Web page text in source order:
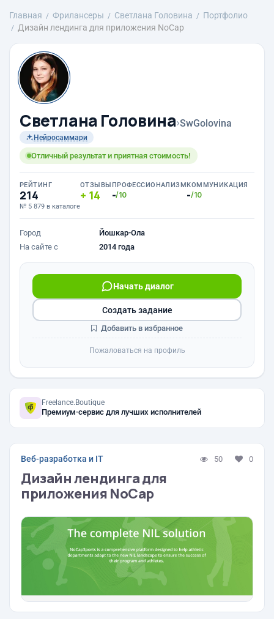
Главная Фрилансеры Светлана Головина
Портфолио
Дизайн лендинга для приложения NoCap
Светлана Головина›SwGolovina
Нейросаммари
Отличный результат и приятная стоимость!
РЕЙТИНГ
214
№ 5 879 в каталоге
ОТЗЫВЫ
14
ПРОФЕССИОНАЛИЗМ
-/10
КОММУНИКАЦИЯ
-/10
Город
Йошкар-Ола
На сайте с
2014 года
Начать диалог
Создать задание
Добавить в избранное
Пожаловаться на профиль
Freelance.Boutique
Премиум-сервис для лучших исполнителей
Веб-разработка и IT 50 0
Дизайн лендинга для
приложения NoCap